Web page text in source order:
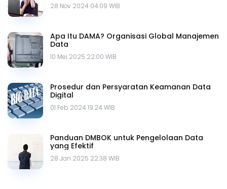
28 Nov 2024 04.09 WIB
Apa Itu DAMA? Organisasi Global Manajemen
Data
10 Mei 2025 22.00 WIB
Prosedur dan Persyaratan Keamanan Data
Digital
01 Feb 2024 19.24 WIB
Panduan DMBOK untuk Pengelolaan Data
yang Efektif
28 Jan 2025 22.38 WIB